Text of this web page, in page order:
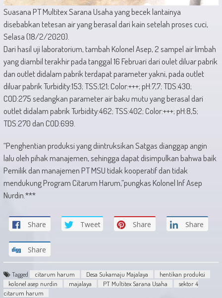
Suasana PT Multitex Sarana Usaha yang becek lantainya
disebabkan tetesan air yang berasal dari kain setelah proses cuci,
Selasa (18/2/2020).
Dari hasil uji laboratorium, tambah Kolonel Asep, 2 sampel air limbah
yang diambil terakhir pada tanggal 16 Februari dari oulet diluar pabrik
dan outlet didalam pabrik terdapat parameter yakni, pada outlet
diluar pabrik Turbidity:153; TSS;121; Color:+++; pH:7,7; TDS:430;
COD:275 sedangkan parameter air baku mutu yang berasal dari
outlet didalam pabrik Turbidity:462; TSS:402; Color:+++; pH:8,5;
TDS:270 dan COD:699.
“Penghentian produksi yang diintruksikan Satgas dianggap angin
lalu oleh pihak manajemen, sehingga dapat disimpulkan bahwa baik
Pemilik dan manajemen PT MSU tidak kooperatif dan tidak
mendukung Program Citarum Harum,”pungkas Kolonel Inf Asep
Nurdin.***
Share Tweet Share Share
Share
Tagged citarum harum Desa Sukamaju Majalaya
hentikan produksi
kolonel asep nurdin
majalaya PT Multitex Sarana Usaha
sektor 4
citarum harum